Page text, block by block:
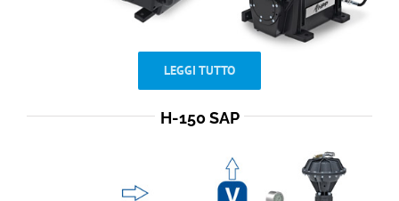
LEGGI TUTTO
H-150 SAP